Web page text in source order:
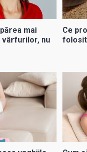
mai
vârfurilor, nu
Ce